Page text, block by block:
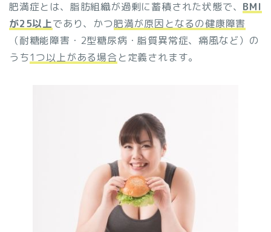
肥満症とは、脂肪組織が過剰に蓄積された状態で、 BMI
が25以上であり、かつ肥満が原因となるの健康障害
（耐糖能障害・2型糖尿病・脂質異常症、痛風など）の
うち1つ以上がある場合 と定義されます。